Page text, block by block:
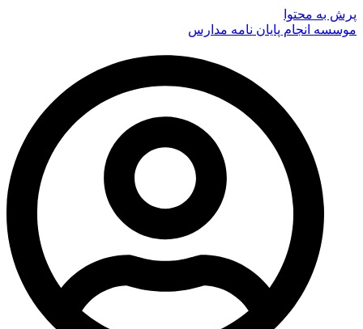
پرش به محتوا
موسسه انجام پایان نامه مدارس